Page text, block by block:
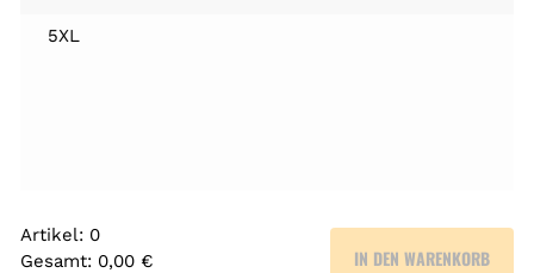
5XL
Artikel: 0
Gesamt: 0,00 €
IN DEN WARENKORB